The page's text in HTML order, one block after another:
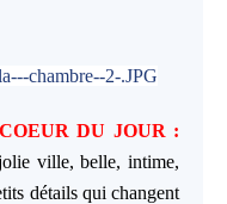
DU JOUR :
ville, belle, intime,
détails qui changent